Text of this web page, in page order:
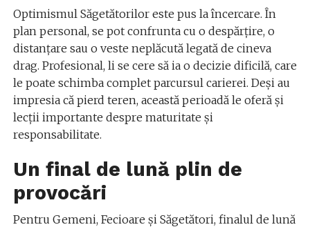
Optimismul Săgetătorilor este pus la încercare. În
plan personal, se pot confrunta cu o despărțire, o
distanțare sau o veste neplăcută legată de cineva
drag. Profesional, li se cere să ia o decizie dificilă, care
le poate schimba complet parcursul carierei. Deși au
impresia că pierd teren, această perioadă le oferă și
lecții importante despre maturitate și
responsabilitate.
Un final de lună plin de
provocări
Pentru Gemeni, Fecioare și Săgetători, finalul de lună